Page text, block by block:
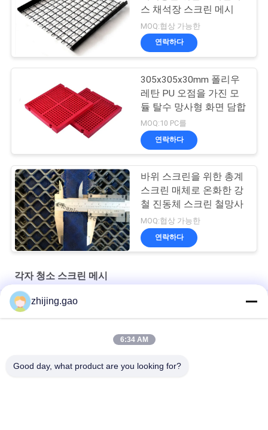
스 채석장 스크린 메시
MOQ:협상 가능한
연락하다
305x305x30mm 폴리우
레탄 PU 오점을 가진 모
듈 탈수 망사형 화면 담합
MOQ:10 PC를
연락하다
바위 스크린을 위한 총계
스크린 매체로 온화한 강
철 진동체 스크린 철망사
MOQ:협상 가능한
연락하다
각자 청소 스크린 메시
실리카 모래 세척용 셰이커 자갈 채광 진동 스크린
zhijing.gao
6:34 AM
Good day, what product are you looking for?